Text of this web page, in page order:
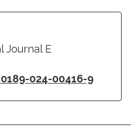
Journal E
024-00416-9